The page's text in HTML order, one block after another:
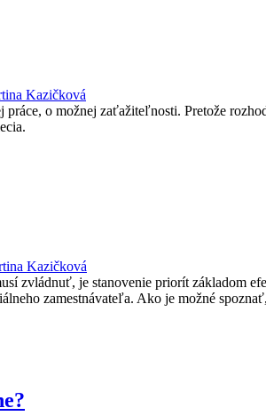
Kazičková
práce, o možnej zaťažiteľnosti. Pretože
Kazičková
zvládnuť, je stanovenie priorít základom
zamestnávateľa. Ako je možné